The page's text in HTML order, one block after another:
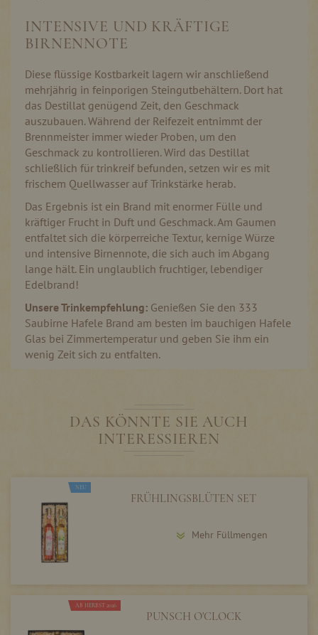
INTENSIVE UND KRÄFTIGE
BIRNENNOTE
Diese flüssige Kostbarkeit lagern wir anschließend
mehrjährig in feinporigen Steingutbehältern. Dort hat
das Destillat genügend Zeit, den Geschmack
auszubauen. Während der Reifezeit entnimmt der
Brennmeister immer wieder Proben, um den
Geschmack zu kontrollieren. Wird das Destillat
schließlich für trinkreif befunden, setzen wir es mit
frischem Quellwasser auf Trinkstärke herab.
Das Ergebnis ist ein Brand mit enormer Fülle und
kräftiger Frucht in Duft und Geschmack. Am Gaumen
entfaltet sich die körperreiche Textur, kernige Würze
und intensive Birnennote, die sich auch im Abgang
lange hält. Ein unglaublich fruchtiger, lebendiger
Edelbrand!
Unsere Trinkempfehlung: Genießen Sie den 333
Saubirne Hafele Brand am besten im bauchigen Hafele
Glas bei Zimmertemperatur und geben Sie ihm ein
wenig Zeit sich zu entfalten.
DAS KÖNNTE SIE AUCH
INTERESSIEREN
NEU
FRÜHLINGSBLÜTEN SET
Mehr Füllmengen
AB HERBST 2026
PUNSCH O'CLOCK